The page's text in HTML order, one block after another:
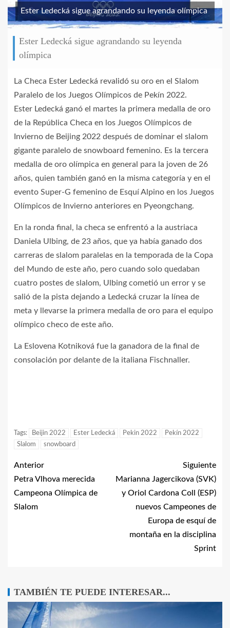
Ester Ledecká sigue agrandando su leyenda olímpica
Ester Ledecká sigue agrandando su leyenda
olímpica
La Checa Ester Ledecká revalidó su oro en el Slalom
Paralelo de los Juegos Olímpicos de Pekín 2022.
Ester Ledecká ganó el martes la primera medalla de oro
de la República Checa en los Juegos Olímpicos de
Invierno de Beijing 2022 después de dominar el slalom
gigante paralelo de snowboard femenino. Es la tercera
medalla de oro olímpica en general para la joven de 26
años, quien también ganó en la misma categoría y en el
evento Super-G femenino de Esquí Alpino en los Juegos
Olímpicos de Invierno anteriores en Pyeongchang.
En la ronda final, la checa se enfrentó a la austriaca
Daniela Ulbing, de 23 años, que ya había ganado dos
carreras de slalom paralelas en la temporada de la Copa
del Mundo de este año, pero cuando solo quedaban
cuatro postes de slalom, Ulbing cometió un error y se
salió de la pista dejando a Ledecká cruzar la línea de
meta y llevarse la primera medalla de oro para el equipo
olímpico checo de este año.
La Eslovena Kotniková fue la ganadora de la final de
consolación por delante de la italiana Fischnaller.
Tags: Beijin 2022 Ester Ledecká Pekin 2022
Pekín 2022
Slalom
snowboard
Anterior
Petra Vlhova merecida
Campeona Olímpica de
Slalom
Siguiente
Marianna Jagercikova (SVK)
y Oriol Cardona Coll (ESP)
nuevos Campeones de
Europa de esquí de
montaña en la disciplina
Sprint
TAMBIÉN TE PUEDE INTERESAR...